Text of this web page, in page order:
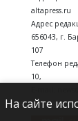
altapress.ru
Адрес
656043, г.
107
Телефон
10,
На сайте